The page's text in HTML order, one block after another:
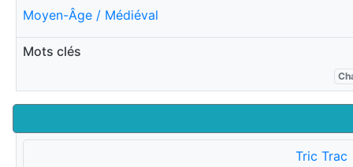
Moyen-Âge / Médiéval
Mots clés
Tric Trac